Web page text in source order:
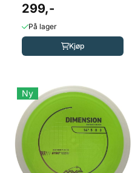
299,-
På lager
Kjøp
Ny